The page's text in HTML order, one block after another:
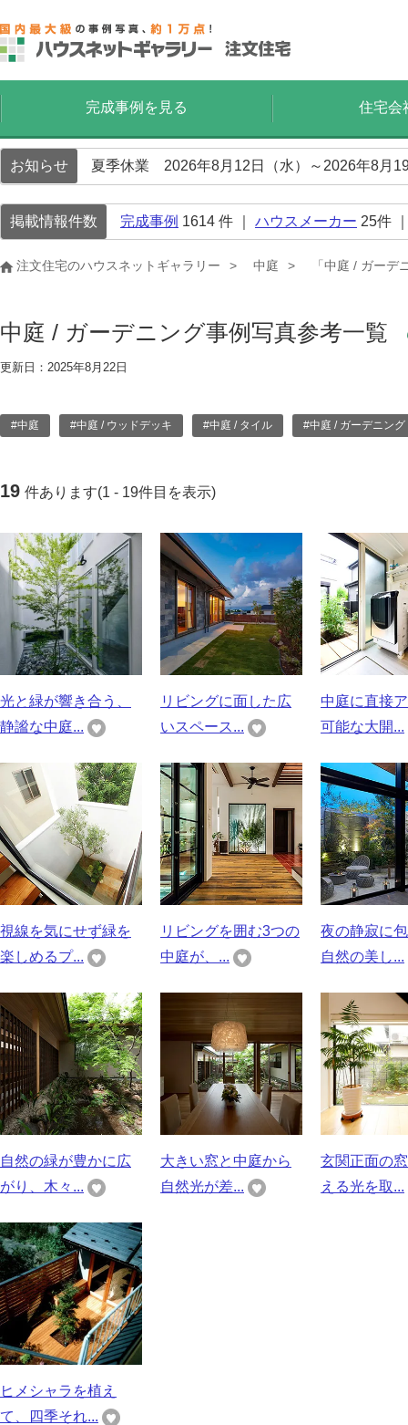
完成事例を見る 住宅会
お知らせ 夏季休業 2026年8月12日（水）～2026年8月
掲載情報件数 完成事例 1614 件 ｜ ハウスメーカー 25件
注文住宅のハウスネットギャラリー 中庭 「中庭 / ガーデ
中庭 / ガーデニング事例写真参考一覧
更新日：2025年8月22日
#中庭 #中庭 / ウッドデッキ #中庭 / タイル #中庭 / ガーデニング
19 件あります(1 - 19件目を表示)
光と緑が響き合う、
静謐な中庭...
リビングに面した広
いスペース...
中庭に直接
可能な大開...
視線を気にせず緑を
楽しめるプ...
リビングを囲む3つの
中庭が、...
夜の静寂に
自然の美し...
自然の緑が豊かに広
がり、木々...
大きい窓と中庭から
自然光が差...
玄関正面の
える光を取...
ヒメシャラを植え
て、四季それ...